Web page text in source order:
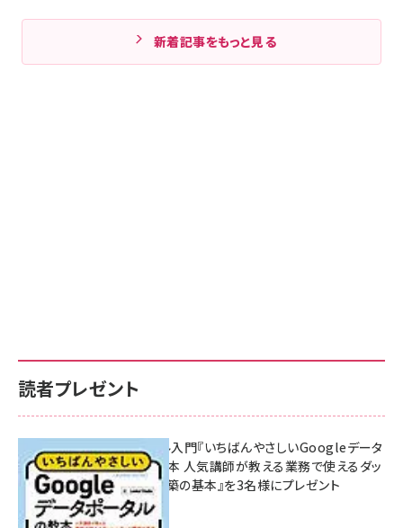
新着記事をもっと見る
読者プレゼント
無料BIツール入門『いちばんやさしいGoogleデータ
ポータルの教本 人気講師が教える業務で使えるダッ
シュボード構築の基本』を3名様にプレゼント
7月31日 10:00